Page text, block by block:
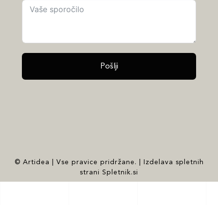
Pošlji
© Artidea | Vse pravice pridržane. | Izdelava spletnih
strani Spletnik.si